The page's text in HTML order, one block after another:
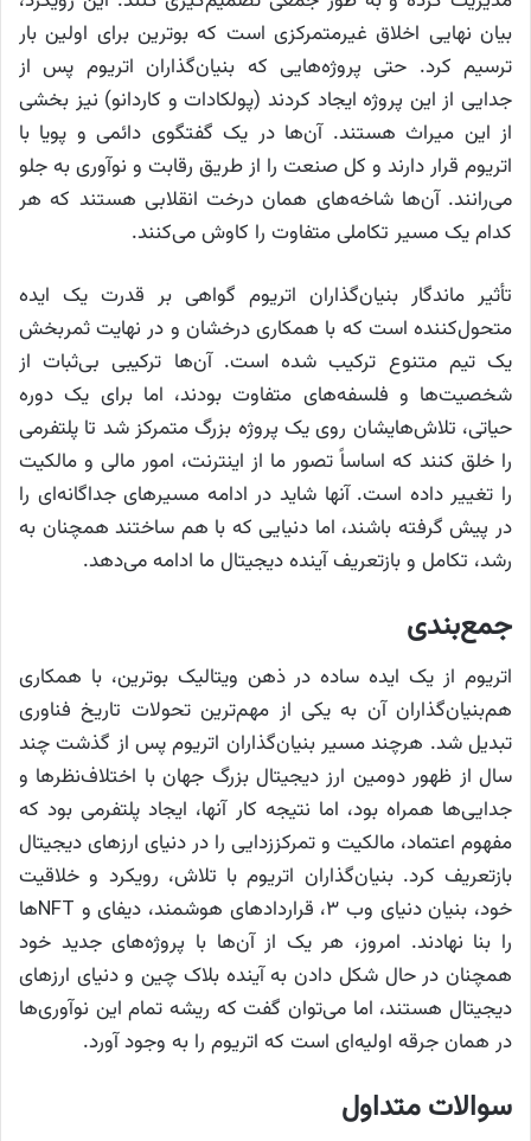
بیان نهایی اخلاق غیرمتمرکزی است که بوترین برای اولین بار
ترسیم کرد. حتی پروژه‌هایی که بنیان‌گذاران اتریوم پس از
جدایی از این پروژه ایجاد کردند (پولکادات و کاردانو) نیز بخشی
از این میراث هستند. آن‌ها در یک گفتگوی دائمی و پویا با
اتریوم قرار دارند و کل صنعت را از طریق رقابت و نوآوری به جلو
می‌رانند. آن‌ها شاخه‌های همان درخت انقلابی هستند که هر
کدام یک مسیر تکاملی متفاوت را کاوش می‌کنند.
تأثیر ماندگار بنیان‌گذاران اتریوم گواهی بر قدرت یک ایده
متحول‌کننده است که با همکاری درخشان و در نهایت ثمربخش
یک تیم متنوع ترکیب شده است. آن‌ها ترکیبی بی‌ثبات از
شخصیت‌ها و فلسفه‌های متفاوت بودند، اما برای یک دوره
حیاتی، تلاش‌هایشان روی یک پروژه بزرگ متمرکز شد تا پلتفرمی
را خلق کنند که اساساً تصور ما از اینترنت، امور مالی و مالکیت
را تغییر داده است. آنها شاید در ادامه مسیرهای جداگانه‌ای را
در پیش گرفته باشند، اما دنیایی که با هم ساختند همچنان به
رشد، تکامل و بازتعریف آینده دیجیتال ما ادامه می‌دهد.
جمع‌بندی
اتریوم از یک ایده ساده در ذهن ویتالیک بوترین، با همکاری
هم‌بنیان‌گذاران آن به یکی از مهم‌ترین تحولات تاریخ فناوری
تبدیل شد. هرچند مسیر بنیان‌گذاران اتریوم پس از گذشت چند
سال از ظهور دومین ارز دیجیتال بزرگ جهان با اختلاف‌نظرها و
جدایی‌ها همراه بود، اما نتیجه کار آنها، ایجاد پلتفرمی بود که
مفهوم اعتماد، مالکیت و تمرکززدایی را در دنیای ارزهای دیجیتال
بازتعریف کرد. بنیان‌گذاران اتریوم با تلاش، رویکرد و خلاقیت
خود، بنیان دنیای وب ۳، قراردادهای هوشمند، دیفای و NFT‌ها
را بنا نهادند. امروز، هر یک از آن‌ها با پروژه‌های جدید خود
همچنان در حال شکل دادن به آینده بلاک چین و دنیای ارزهای
دیجیتال هستند، اما می‌توان گفت که ریشه تمام این نوآوری‌ها
در همان جرقه اولیه‌ای است که اتریوم را به وجود آورد.
سوالات متداول